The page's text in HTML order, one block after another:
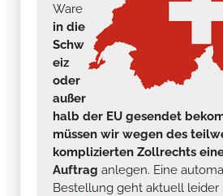
Ware
in die
Schw
eiz
oder
außer
halb der EU gesendet
müssen wir wegen des
komplizierten Zollrechts
Auftrag anlegen. Eine
Bestellung geht aktuell leider